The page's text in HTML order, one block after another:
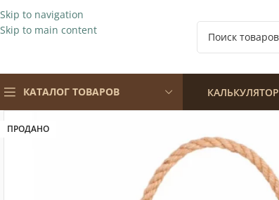
Skip to navigation
Skip to main content
КАТАЛОГ ТОВАРОВ КАЛЬКУЛЯТОР
ПРОДАНО